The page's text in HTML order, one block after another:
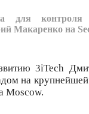
для контроля
Макаренко на
3iTech
на
Moscow.